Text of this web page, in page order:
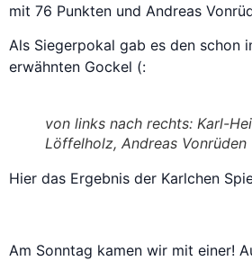
mit 76 Punkten und Andreas
Als Siegerpokal gab es den schon
erwähnten Gockel (:
von links nach rechts: Karl-
Löffelholz, Andreas Vonrüden
Hier das Ergebnis der Karlchen
Am Sonntag kamen wir mit einer!